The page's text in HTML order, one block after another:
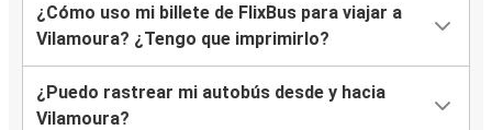
¿Cómo uso mi billete de FlixBus para viajar a
Vilamoura? ¿Tengo que imprimirlo?
¿Puedo rastrear mi autobús desde y hacia
Vilamoura?